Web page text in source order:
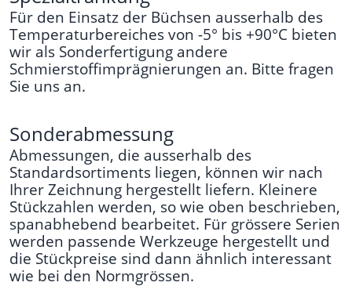
Für den Einsatz der Büchsen ausserhalb des
Temperaturbereiches von -5° bis +90°C bieten
wir als Sonderfertigung andere
Schmierstoffimprägnierungen an. Bitte fragen
Sie uns an.
Sonderabmessung
Abmessungen, die ausserhalb des
Standardsortiments liegen, können wir nach
Ihrer Zeichnung hergestellt liefern. Kleinere
Stückzahlen werden, so wie oben beschrieben,
spanabhebend bearbeitet. Für grössere Serien
werden passende Werkzeuge hergestellt und
die Stückpreise sind dann ähnlich interessant
wie bei den Normgrössen.